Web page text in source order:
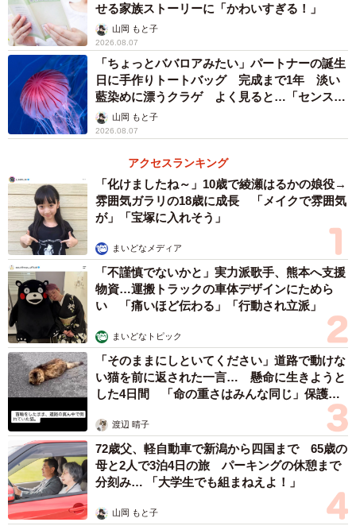
せる家族ストーリーに「かわいすぎる！」
山岡 もと子
2026.08.07
「ちょっとババロアみたい」パートナーの誕生
日に手作りトートバッグ 完成まで1年 淡い
藍染めに漂うクラゲ よく見ると…「センスす
ごい」山岡 もと子
2026.08.07
アクセスランキング
「化けましたね～」10歳で綾瀬はるかの娘役→
雰囲気ガラリの18歳に成長 「メイクで雰囲気
が」「宝塚に入れそう」
まいどなメディア
「不謹慎でないかと」実力派歌手、熊本へ支援
物資…運搬トラックの車体デザインにためら
い 「痛いほど伝わる」「行動され立派」
まいどなトピック
「そのままにしといてください」道路で動けな
い猫を前に返された一言… 懸命に生きようと
した4日間 「命の重さはみんな同じ」保護団
渡辺 晴子
72歳父、軽自動車で新潟から四国まで 65歳の
母と2人で3泊4日の旅 パーキングの休憩まで
分刻み… 「大学生でも組まねえよ！」
山岡 もと子